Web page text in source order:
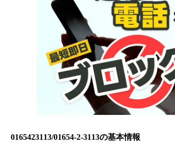
0165423113/01654-2-3113の基本情報